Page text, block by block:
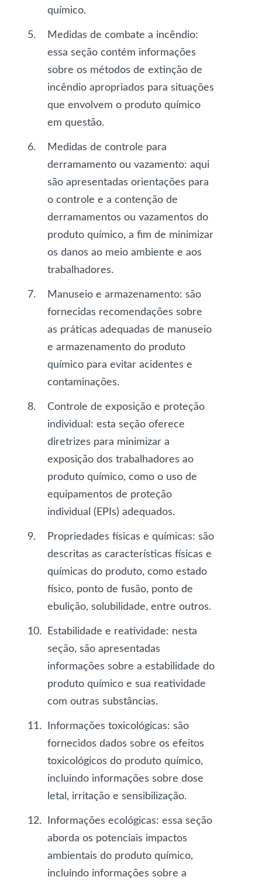
químico.
Medidas de combate a incêndio:
essa seção contém informações
sobre os métodos de extinção de
incêndio apropriados para situações
que envolvem o produto químico
em questão.
Medidas de controle para
derramamento ou vazamento: aqui
são apresentadas orientações para
o controle e a contenção de
derramamentos ou vazamentos do
produto químico, a fim de minimizar
os danos ao meio ambiente e aos
trabalhadores.
Manuseio e armazenamento: são
fornecidas recomendações sobre
as práticas adequadas de manuseio
e armazenamento do produto
químico para evitar acidentes e
contaminações.
Controle de exposição e proteção
individual : esta seção oferece
diretrizes para minimizar a
exposição dos trabalhadores ao
produto químico, como o uso de
equipamentos de proteção
individual (EPIs) adequados.
Propriedades físicas e químicas: são
descritas as características físicas e
químicas do produto, como estado
físico, ponto de fusão, ponto de
ebulição, solubilidade, entre outros.
Estabilidade e reatividade: nesta
seção, são apresentadas
informações sobre a estabilidade do
produto químico e sua reatividade
com outras substâncias.
Informações toxicológicas: são
fornecidos dados sobre os efeitos
toxicológicos do produto químico,
incluindo informações sobre dose
letal, irritação e sensibilização.
Informações ecológicas: essa seção
aborda os potenciais impactos
ambientais do produto químico,
incluindo informações sobre a